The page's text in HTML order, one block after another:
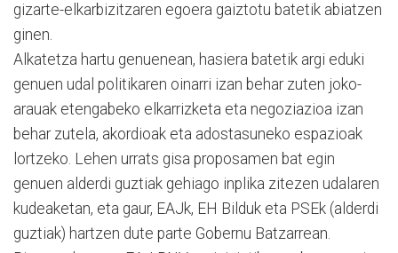
gizarte-elkarbizitzaren egoera gaiztotu batetik abiatzen
ginen.
Alkatetza hartu genuenean, hasiera batetik argi eduki
genuen udal politikaren oinarri izan behar zuten joko-
arauak etengabeko elkarrizketa eta negoziazioa izan
behar zutela, akordioak eta adostasuneko espazioak
lortzeko. Lehen urrats gisa proposamen bat egin
genuen alderdi guztiak gehiago inplika zitezen udalaren
kudeaketan, eta gaur, EAJk, EH Bilduk eta PSEk (alderdi
guztiak) hartzen dute parte Gobernu Batzarrean.